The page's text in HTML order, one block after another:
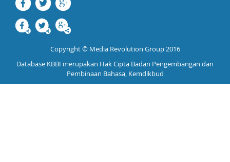
Copyright © Media Revolution Group 2016
Database KBBI merupakan Hak Cipta Badan Pengembangan dan
Pembinaan Bahasa, Kemdikbud